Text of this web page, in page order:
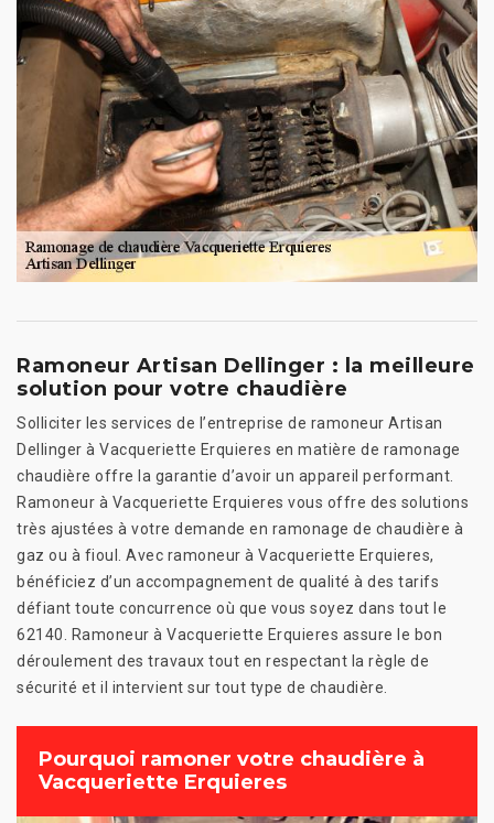
Ramoneur Artisan Dellinger : la meilleure
solution pour votre chaudière
Solliciter les services de l’entreprise de ramoneur Artisan
Dellinger à Vacqueriette Erquieres en matière de ramonage
chaudière offre la garantie d’avoir un appareil performant.
Ramoneur à Vacqueriette Erquieres vous offre des solutions
très ajustées à votre demande en ramonage de chaudière à
gaz ou à fioul. Avec ramoneur à Vacqueriette Erquieres,
bénéficiez d’un accompagnement de qualité à des tarifs
défiant toute concurrence où que vous soyez dans tout le
62140. Ramoneur à Vacqueriette Erquieres assure le bon
déroulement des travaux tout en respectant la règle de
sécurité et il intervient sur tout type de chaudière.
Pourquoi ramoner votre chaudière à
Vacqueriette Erquieres